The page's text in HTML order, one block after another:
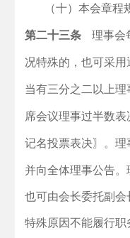
（十）本会章程
第二十三条 理事会
况特殊的，也可采
当有三分之二以上
席会议理事过半数
记名投票表决〗。理
并向全体理事公告。
也可由会长委托副会
特殊原因不能履行职